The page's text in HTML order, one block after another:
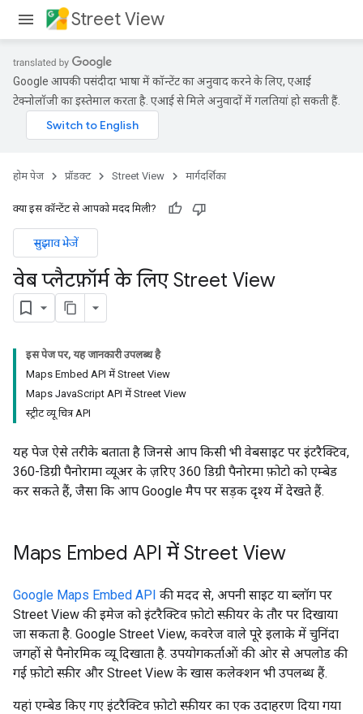
Street View
Google आपकी पसंदीदा भाषा में कॉन्टेंट का अनुवाद करने के लिए, एआई
टेक्नोलॉजी का इस्तेमाल करता है. एआई से मिले अनुवादों में गलतियां हो सकती हैं.
होम पेज प्रॉडक्ट Street View मार्गदर्शिका
क्या इस कॉन्टेंट से आपको मदद मिली?
सुझाव भेजें
वेब प्लैटफ़ॉर्म के लिए Street View
इस पेज पर, यह जानकारी उपलब्ध है
Maps Embed API में Street View
Maps JavaScript API में Street View
स्ट्रीट व्यू चित्र API
यह पेज ऐसे तरीके बताता है जिनसे आप किसी भी वेबसाइट पर इंटरैक्टिव,
360-डिग्री पैनोरामा व्यूअर के ज़रिए 360 डिग्री पैनोरमा फ़ोटो को एम्बेड
कर सकते हैं, जैसा कि आप Google मैप पर सड़क दृश्य में देखते हैं.
Maps Embed API में Street View
Google Maps Embed API की मदद से, अपनी साइट या ब्लॉग पर
Street View की इमेज को इंटरैक्टिव फ़ोटो स्फ़ीयर के तौर पर दिखाया
जा सकता है. Google Street View, कवरेज वाले पूरे इलाके में चुनिंदा
जगहों से पैनोरमिक व्यू दिखाता है. उपयोगकर्ताओं की ओर से अपलोड की
गई फ़ोटो स्फ़ीर और Street View के खास कलेक्शन भी उपलब्ध हैं.
यहां एम्बेड किए गए इंटरैक्टिव फ़ोटो स्फ़ीयर का एक उदाहरण दिया गया